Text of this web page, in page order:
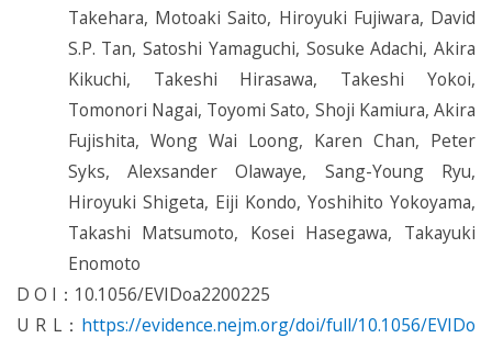
Takehara, Motoaki Saito, Hiroyuki Fujiwara, David
S.P. Tan, Satoshi Yamaguchi, Sosuke Adachi, Akira
Kikuchi, Takeshi Hirasawa, Takeshi Yokoi,
Tomonori Nagai, Toyomi Sato, Shoji Kamiura, Akira
Fujishita, Wong Wai Loong, Karen Chan, Peter
Syks, Alexsander Olawaye, Sang-Young Ryu,
Hiroyuki Shigeta, Eiji Kondo, Yoshihito Yokoyama,
Takashi Matsumoto, Kosei Hasegawa, Takayuki
Enomoto
D O I：10.1056/EVIDoa2200225
U R L： https://evidence.nejm.org/doi/full/10.1056/EVIDo